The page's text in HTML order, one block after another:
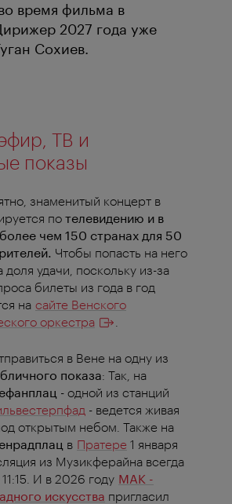
время фильма в
2027 года уже
Сохиев.
ТВ и
показы
знаменитый концерт в
по телевидению и в
чем 150 странах для 50
Чтобы попасть на него
доля удачи, поскольку из-за
билеты из года в год
на сайте Венского
оркестра
в Вене на одну из
показа: Так, на
- одной из станций
- ведется живая
открытым небом. Также на
в Пратере 1 января
из Музикферайна всегда
И в 2026 году MAK -
искусства пригласил